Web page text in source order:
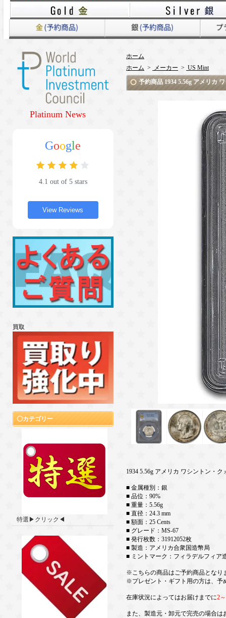
Platinum News
Google
4.1 out of 5 stars
View Reviews
買取
カテゴリー
特選▶クリック◀
ホーム
ホーム > メーカー > US Mint
予約商品 1934 5.56g アメリカ
1934 5.56g アメリカ ワシントン・
■ 金属種別：銀
■ 品位：90%
■ 重量：5.56g
■ 直径：24.3 mm
■ 額面：25 Cents
■ グレード：MS-67
■ 発行枚数：31912052枚
■ 製造：アメリカ合衆国造幣局
■ ミントマーク：フィラデルフィア
※こちらの商品はご予約商品となり
※プレゼント・ギフト用の方は、予
在庫状況によってはお届けまでに2
また、製造元・卸元で完売の場合